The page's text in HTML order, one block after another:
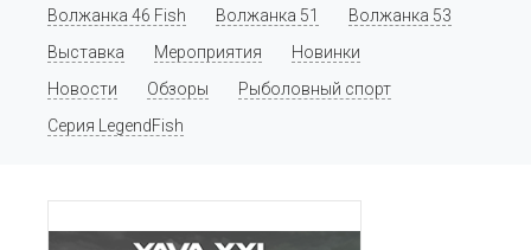
Волжанка 46 Fish Волжанка 51
Волжанка 53
Выставка
Мероприятия
Новинки
Новости
Обзоры
Рыболовный спорт
Серия LegendFish